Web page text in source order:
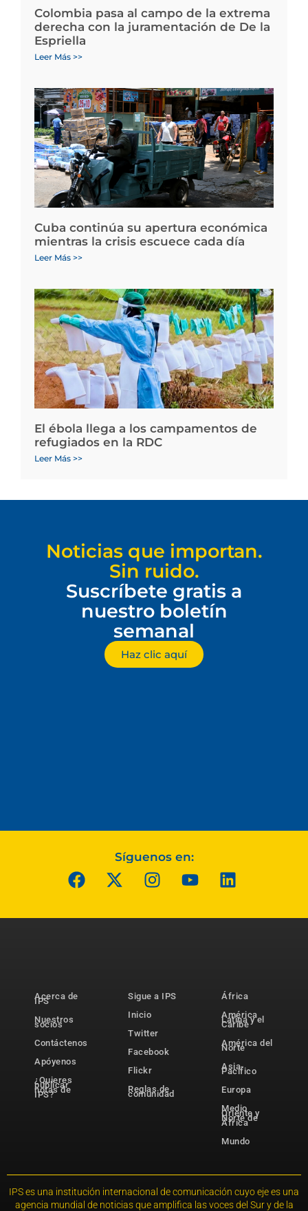
Colombia pasa al campo de la extrema
derecha con la juramentación de De la
Espriella
Leer Más >>
Cuba continúa su apertura económica
mientras la crisis escuece cada día
Leer Más >>
El ébola llega a los campamentos de
refugiados en la RDC
Leer Más >>
Noticias que importan.
Sin ruido.
Suscríbete gratis a
nuestro boletín
semanal
Haz clic aquí
Síguenos en:
Acerca de
IPS
Nuestros
socios
Contáctenos
Apóyenos
¿Quieres
publicar
notas de
IPS?
Sigue a IPS
Inicio
Twitter
Facebook
Flickr
Reglas de
comunidad
África
América
Latina y el
Caribe
América del
Norte
Asia-
Pacífico
Europa
Medio
Oriente y
Norte de
África
Mundo
IPS es una institución internacional de comunicación cuyo eje es una
agencia mundial de noticias que amplifica las voces del Sur y de la